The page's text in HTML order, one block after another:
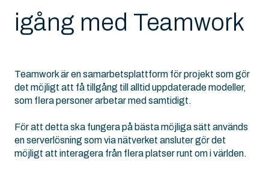
igång med Teamwork
Teamwork är en samarbetsplattform för projekt som gör
det möjligt att få tillgång till alltid uppdaterade modeller,
som flera personer arbetar med samtidigt.
För att detta ska fungera på bästa möjliga sätt används
en serverlösning som via nätverket ansluter gör det
möjligt att interagera från flera platser runt om i världen.